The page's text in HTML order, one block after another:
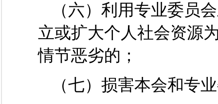
（六）利用专业委员
立或扩大个人社会资源
情节恶劣的；
（七）损害本会和专